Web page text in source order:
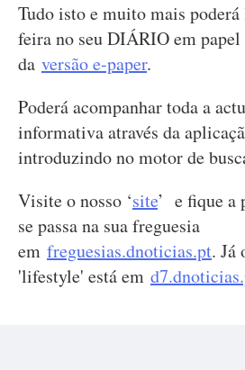
Tudo isto e muito mais poderá
feira no seu DIÁRIO em papel
da versão e-paper.
Poderá acompanhar toda a
informativa através da
introduzindo no motor de
Visite o nosso ‘site’ e fique a
se passa na sua freguesia
em freguesias.dnoticias.pt. Já
'lifestyle' está em